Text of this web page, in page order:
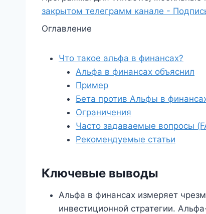
закрытом телеграмм канале -
Оглавление
Что такое альфа в финансах?
Альфа в финансах объяснил
Пример
Бета против Альфы в
Ограничения
Часто задаваемые вопросы
Рекомендуемые статьи
Ключевые выводы
Альфа в финансах измеряет
инвестиционной стратегии.